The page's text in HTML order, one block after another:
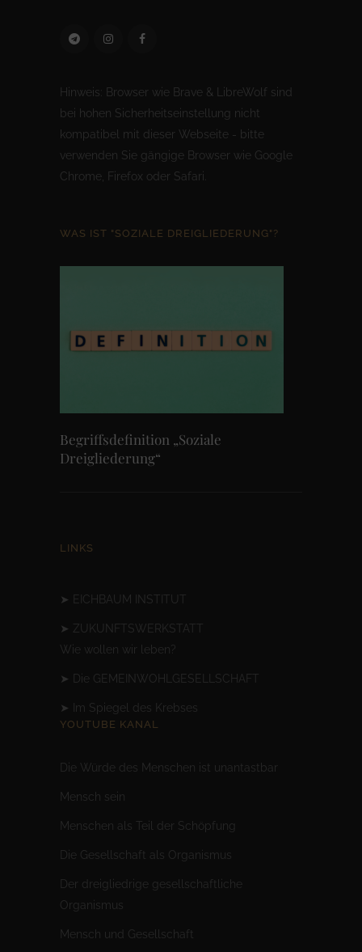
Hinweis: Browser wie Brave & LibreWolf sind
bei hohen Sicherheitseinstellung nicht
kompatibel mit dieser Webseite - bitte
verwenden Sie gängige Browser wie Google
Chrome, Firefox oder Safari.
WAS IST "SOZIALE DREIGLIEDERUNG"?
Begriffsdefinition „Soziale
Dreigliederung“
LINKS
➤ EICHBAUM INSTITUT
➤ ZUKUNFTSWERKSTATT
Wie wollen wir leben?
➤ Die GEMEINWOHLGESELLSCHAFT
➤ Im Spiegel des Krebses
YOUTUBE KANAL
Die Würde des Menschen ist unantastbar
Mensc h sein
Menschen als Teil der Schöpfung
Die Gesellschaft als Organismus
Der dreigliedrige gesellschaftliche
Organismus
Mensch und Gesellschaft